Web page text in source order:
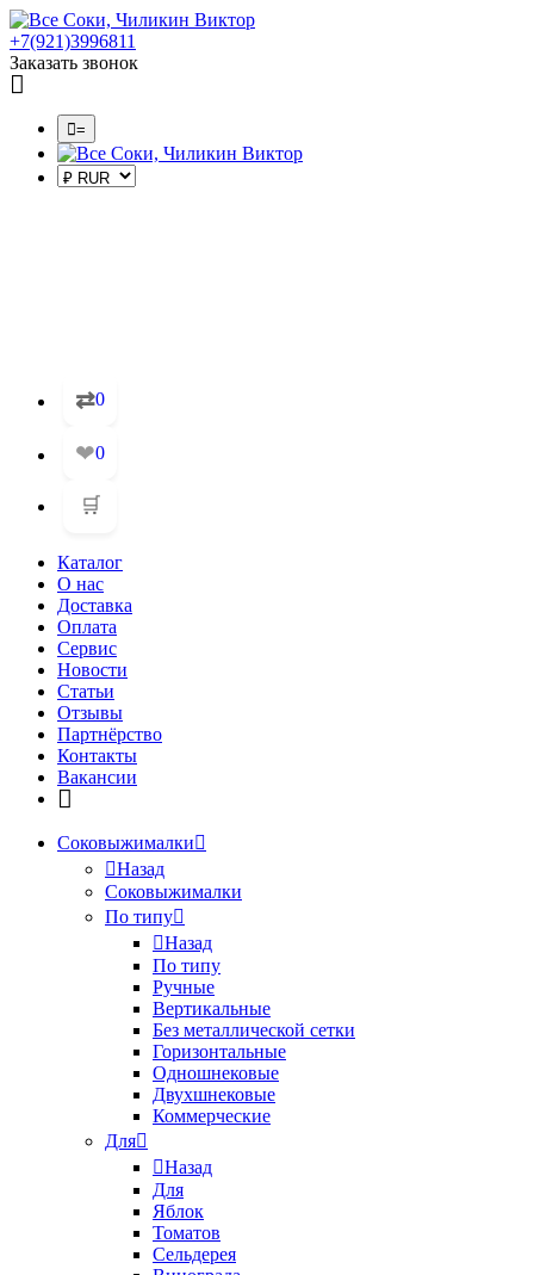
+7(921)3996811
Заказать звонок
=
⇄0
❤0
🛒
Каталог
О нас
Доставка
Оплата
Сервис
Новости
Статьи
Отзывы
Партнёрство
Контакты
Вакансии
Соковыжималки
Назад
Соковыжималки
По типу
Назад
По типу
Ручные
Вертикальные
Без металлической сетки
Горизонтальные
Одношнековые
Двухшнековые
Коммерческие
Для
Назад
Для
Яблок
Томатов
Cельдерея